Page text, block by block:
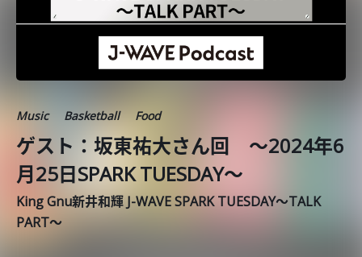
Music Basketball Food
ゲスト：坂東祐大さん回 ～2024年6
月25日SPARK TUESDAY～
King Gnu新井和輝 J-WAVE SPARK TUESDAY～TALK
PART～